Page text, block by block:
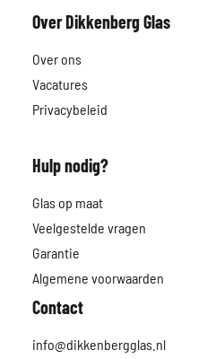
Over Dikkenberg Glas
Over ons
Vacatures
Privacybeleid
Hulp nodig?
Glas op maat
Veelgestelde vragen
Garantie
Algemene voorwaarden
Contact
info@dikkenbergglas.nl